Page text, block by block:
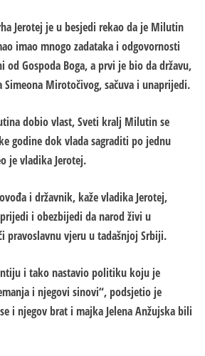
Jerotej je u besjedi rekao da je Milutin
imao mnogo zadataka i odgovornosti
Gospoda Boga, a prvi je bio da državu,
Mirotočivog, sačuva i unaprijedi.
dobio vlast, Sveti kralj Milutin se
godine dok vlada sagraditi po jednu
je vladika Jerotej.
i državnik, kaže vladika Jerotej,
i obezbijedi da narod živi u
pravoslavnu vjeru u tadašnjoj Srbiji.
i tako nastavio politiku koju je
i njegovi sinovi“, podsjetio je
i njegov brat i majka Jelena Anžujska bili